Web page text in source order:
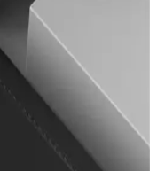
Pembe
leopar desenli ve
kullanıcı yorumları
Mat ve
Kullanıcı